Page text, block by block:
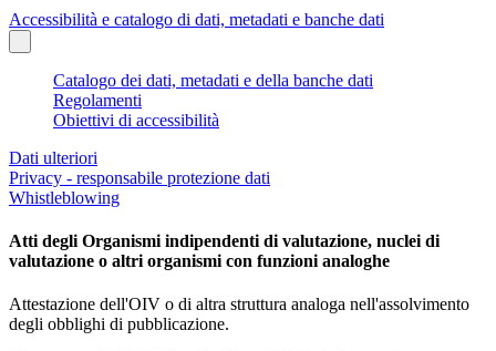
Accessibilità e catalogo di dati, metadati e banche dati
Catalogo dei dati, metadati e della banche dati
Regolamenti
Obiettivi di accessibilità
Dati ulteriori
Privacy - responsabile protezione dati
Whistleblowing
Atti degli Organismi indipendenti di valutazione, nuclei di
valutazione o altri organismi con funzioni analoghe
Attestazione dell'OIV o di altra struttura analoga nell'assolvimento
degli obblighi di pubblicazione.